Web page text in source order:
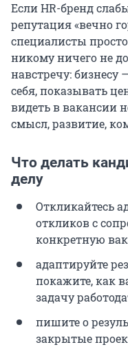
Если HR-бренд
репутация «вечно
специалисты
никому ничего не
навстречу: бизнесу
себя, показывать
видеть в вакансии
смысл, развитие,
Что делать
делу
Откликайтесь
откликов с
конкретную
адаптируйте
покажите, как
задачу
пишите о
закрытые